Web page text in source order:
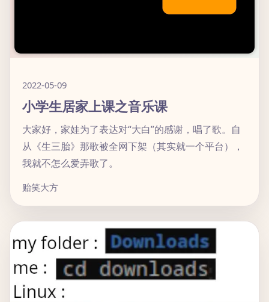
2022-05-09
小学生居家上课之音乐课
大家好，家娃为了表达对“大白”的感谢，唱了歌。自
从《生三胎》那歌被全网下架（其实就一个平台），
我就不怎么爱弄歌了。
贻笑大方